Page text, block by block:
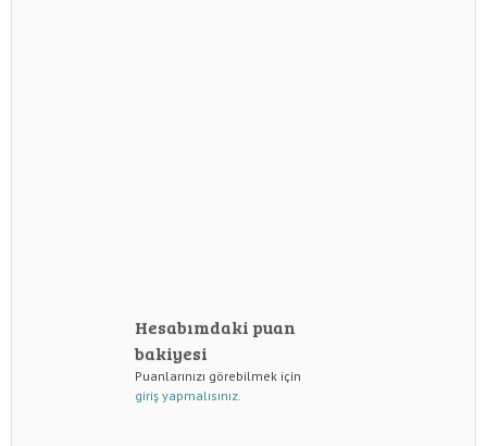
Hesabımdaki puan
bakiyesi
Puanlarınızı görebilmek için
giriş yapmalısınız.